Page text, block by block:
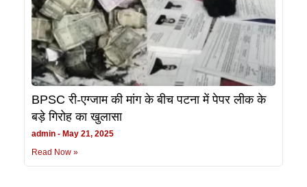
BPSC री-एग्जाम की मांग के बीच पटना में पेपर लीक के
बड़े गिरोह का खुलासा
admin
May 21, 2025
Read Now »